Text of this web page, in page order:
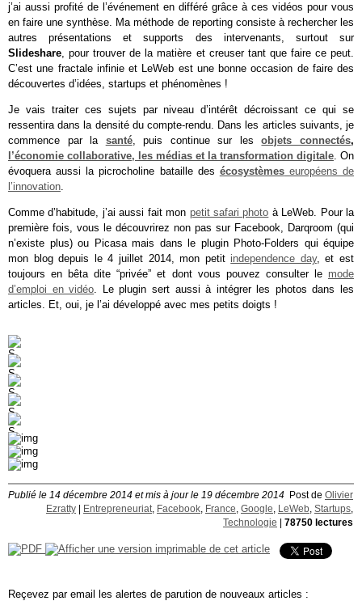
j’ai aussi profité de l’événement en différé grâce à ces vidéos pour vous
en faire une synthèse. Ma méthode de reporting consiste à rechercher les
autres présentations et supports des intervenants, surtout sur
Slideshare, pour trouver de la matière et creuser tant que faire ce peut.
C’est une fractale infinie et LeWeb est une bonne occasion de faire des
découvertes d’idées, startups et phénomènes !
Je vais traiter ces sujets par niveau d’intérêt décroissant ce qui se
ressentira dans la densité du compte-rendu. Dans les articles suivants, je
commence par la santé, puis continue sur lesobjets connectés,
l’économie collaborative, les médias et la transformation digitale . On
évoquera aussi la picrocholine bataille des écosystèmeseuropéens de
l’innovation
Comme d’habitude, j’ai aussi fait mon petit safari photo à LeWeb. Pour la
première fois, vous le découvrirez non pas sur Facebook, Darqroom (qui
n’existe plus) ou Picasa mais dans le plugin Photo-Folders qui équipe
mon blog depuis le 4 juillet 2014, mon petit independence day, et est
toujours en bêta dite “privée” et dont vous pouvez consulter le mode
d’emploi en vidéo . Le plugin sert aussi à intégrer les photos dans les
articles. Et, oui, je l’ai développé avec mes petits doigts !
Publié le 14 décembre 2014 et mis à jour le 19 décembre 2014 Post de Olivier
Ezratty
Entrepreneuriat Facebook France Google LeWeb Startups
Technologie
78750 lectures
Reçevez par email les alertes de parution de nouveaux articles :